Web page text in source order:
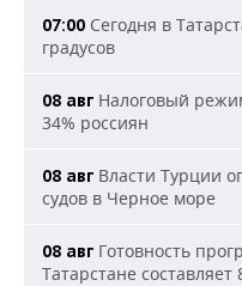
07:00 Сегодня в
градусов
08 авг Налоговый
34% россиян
08 авг Власти Турции
судов в Черное море
08 авг Готовность
Татарстане составляет